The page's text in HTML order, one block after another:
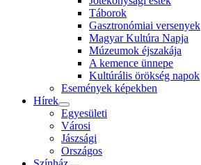
Táborok
Gasztronómiai versenyek
Magyar Kultúra Napja
Múzeumok éjszakája
A kemence ünnepe
Kultúrális örökség napok
Események képekben
Hírek
Egyesületi
Városi
Jászsági
Országos